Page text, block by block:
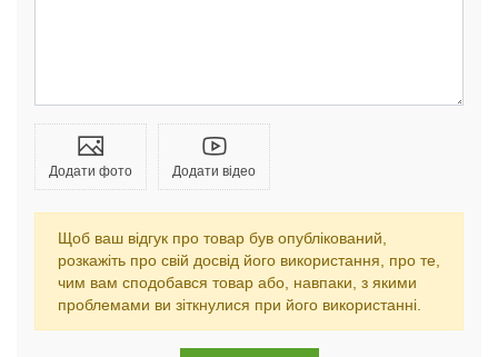
Додати фото Додати відео
Щоб ваш відгук про товар був опублікований,
розкажіть про свій досвід його використання, про те,
чим вам сподобався товар або, навпаки, з якими
проблемами ви зіткнулися при його використанні.